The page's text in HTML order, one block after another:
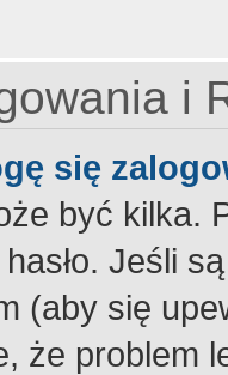
i
się
być kilka.
Jeśli
(aby się
że problem